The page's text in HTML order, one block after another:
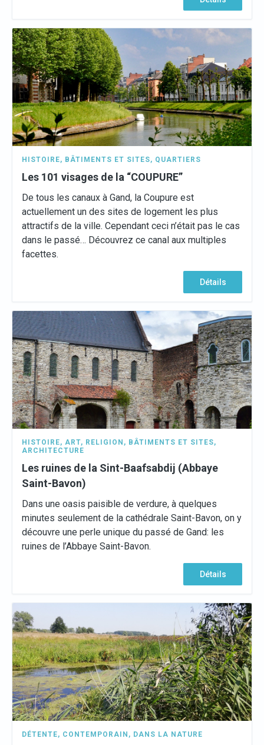
HISTOIRE, BÂTIMENTS ET SITES, QUARTIERS
Les 101 visages de la “COUPURE”
De tous les canaux à Gand, la Coupure est
actuellement un des sites de logement les plus
attractifs de la ville. Cependant ceci n’était pas le cas
dans le passé… Découvrez ce canal aux multiples
facettes.
Détails
HISTOIRE, ART, RELIGION , BÂTIMENTS ET SITES,
ARCHITECTURE
Les ruines de la Sint-Baafsabdij (Abbaye
Saint-Bavon)
Dans une oasis paisible de verdure, à quelques
minutes seulement de la cathédrale Saint-Bavon, on y
découvre une perle unique du passé de Gand: les
ruines de l’Abbaye Saint-Bavon.
Détails
DÉTENTE, CONTEMPORAIN , DANS LA NATURE